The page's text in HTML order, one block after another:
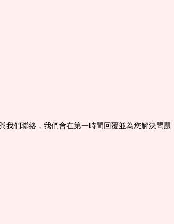
我們聯絡，我們會在第一時間回覆並為您解決問題